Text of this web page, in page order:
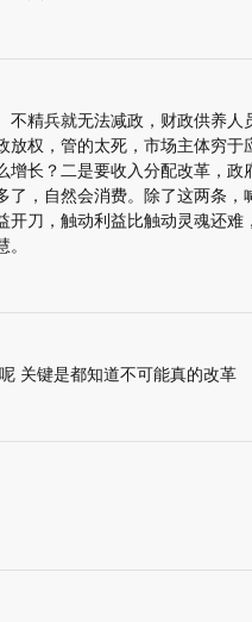
不精兵就无法减政，财政供养人
放权，管的太死，市场主体穷于
增长？二是要收入分配改革，政
了，自然会消费。除了这两条，
开刀，触动利益比触动灵魂还难
关键是都知道不可能真的改革